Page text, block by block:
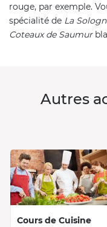
rouge, par exemple.
spécialité de La
Coteaux de Saumur
Autres
Cours de Cuisine